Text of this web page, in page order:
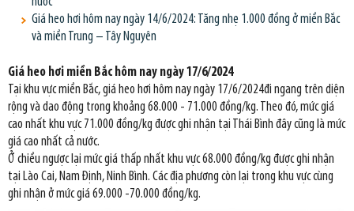
Giá heo hơi hôm nay ngày 14/6/2024: Tăng nhẹ 1.000 đồng ở miền Bắc
và miền Trung – Tây Nguyên
Giá heo hơi miền Bắc hôm nay ngày 17/6/2024
Tại khu vực miền Bắc, giá heo hơi hôm nay ngày 17/6/2024đi ngang trên diện
rộng và dao động trong khoảng 68.000 - 71.000 đồng/kg. Theo đó, mức giá
cao nhất khu vực 71.000 đồng/kg được ghi nhận tại Thái Bình đây cũng là mức
giá cao nhất cả nước.
Ở chiều ngược lại mức giá thấp nhất khu vực 68.000 đồng/kg được ghi nhận
tại Lào Cai, Nam Định, Ninh Bình. Các địa phương còn lại trong khu vực cùng
ghi nhận ở mức giá 69.000 -70.000 đồng/kg.